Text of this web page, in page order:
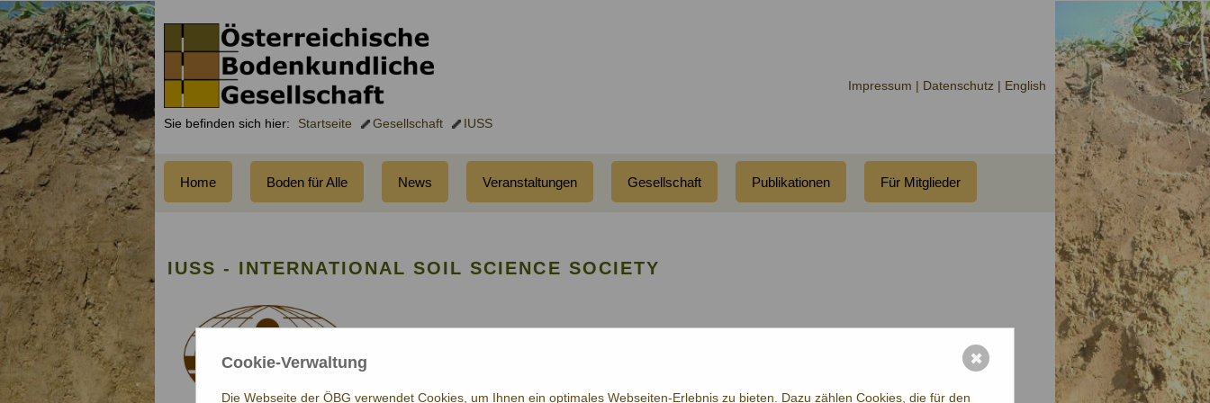
Impressum | Datenschutz | English
Home Boden für Alle News Veranstaltungen Gesellschaft Publikationen Für Mitglieder
Sie befinden sich hier: Startseite Gesellschaft IUSS
IUSS - INTERNATIONAL SOIL SCIENCE SOCIETY
Cookie-Verwaltung
Die Webseite der ÖBG verwendet Cookies, um Ihnen ein optimales Webseiten-Erlebnis zu bieten. Dazu zählen Cookies, die für den
✖